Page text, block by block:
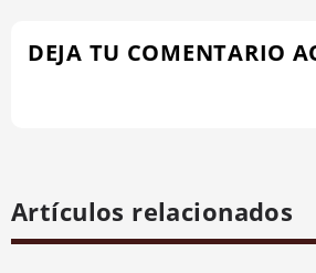
DEJA TU COMENTARIO
Artículos relacionados